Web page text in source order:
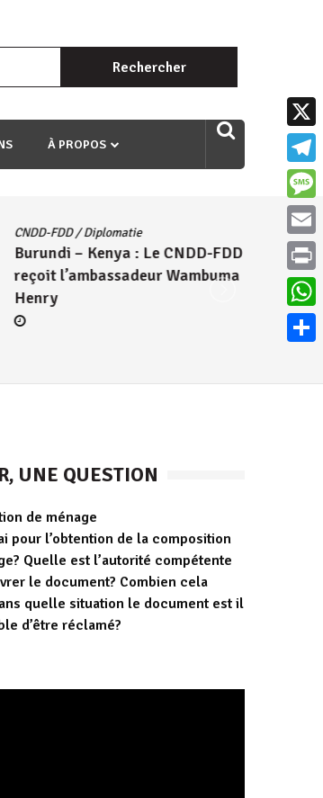
iki kibazo : Uriko ukora iki kugira ngo
Rechercher :
À PROPOS
CNDD-FDD/Diplomatie
Burundi – Kenya : Le CNDD-FDD
reçoit l’ambassadeur Wambuma
Henry
UNE QUESTION
de ménage
pour l’obtention de la composition
Quelle est l’autorité compétente
le document? Combien cela
quelle situation le document est il
d’être réclamé?
X
Email
Print